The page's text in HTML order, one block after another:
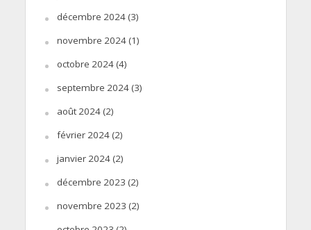
décembre 2024(3)
novembre 2024(1)
octobre 2024(4)
septembre 2024(3)
août 2024(2)
février 2024(2)
janvier 2024(2)
décembre 2023 (2)
novembre 2023 (2)